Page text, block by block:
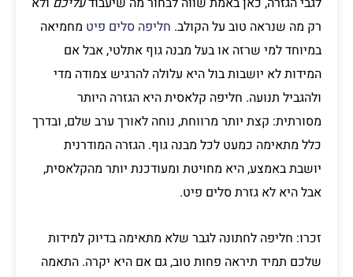
רק מה שנראה טוב על הקולב. חליפה סלים פיט מחמיאה
במיוחד למי שרזה או בעל מבנה גוף אתלטי, אבל אם
המידות לא יושבות בול היא עלולה להרגיש צמודה מדי
ולהגביל תנועה. חליפה קלאסית היא הגזרה היותר
מסורתית: קצת יותר מרווחת, נוחה לאורך ערב שלם, ובדרך
כלל מתאימה כמעט לכל מבנה גוף. הגזרה המודרנית
יושבת באמצע, היא מחויטת ומעודכנת יותר מהקלאסית,
אבל היא לא גזרת סלים פיט.
זכרו: חליפה לחתונה לגבר שלא מתאימה בדיוק למידות
שלכם תמיד תיראה פחות טוב, גם אם היא יקרה. התאמה